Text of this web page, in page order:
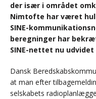
der især i området
Nimtofte har været
SINE-
beregninger har
SINE-nettet nu
Dansk
at man efter
selskabets